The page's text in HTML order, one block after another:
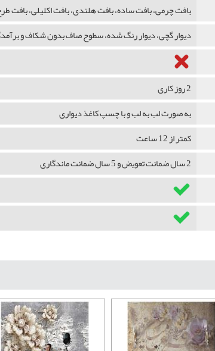
بافت چرمی، بافت ساده، بافت هلندی، بافت اکلیلی، بافت
دیوار گچی، دیوار رنگ شده، سطوح صاف بدون شکاف و
2 روز کاری
به صورت لب به لب و با چسپ کاغذ دیواری
کمتر از 12 ساعت
2 سال ضمانت تعویض و 5 سال ضمانت ماندگاری